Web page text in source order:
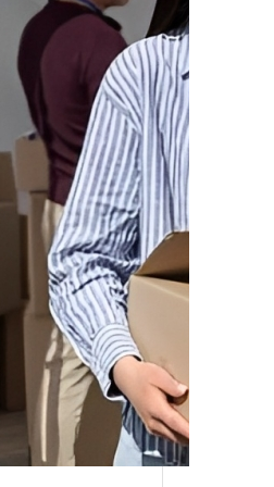
Buat
Gimana
?
Cara
Di Tiktokshop
menjadi tempat